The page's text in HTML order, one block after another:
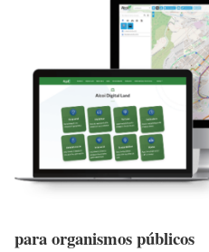
para organismos públicos